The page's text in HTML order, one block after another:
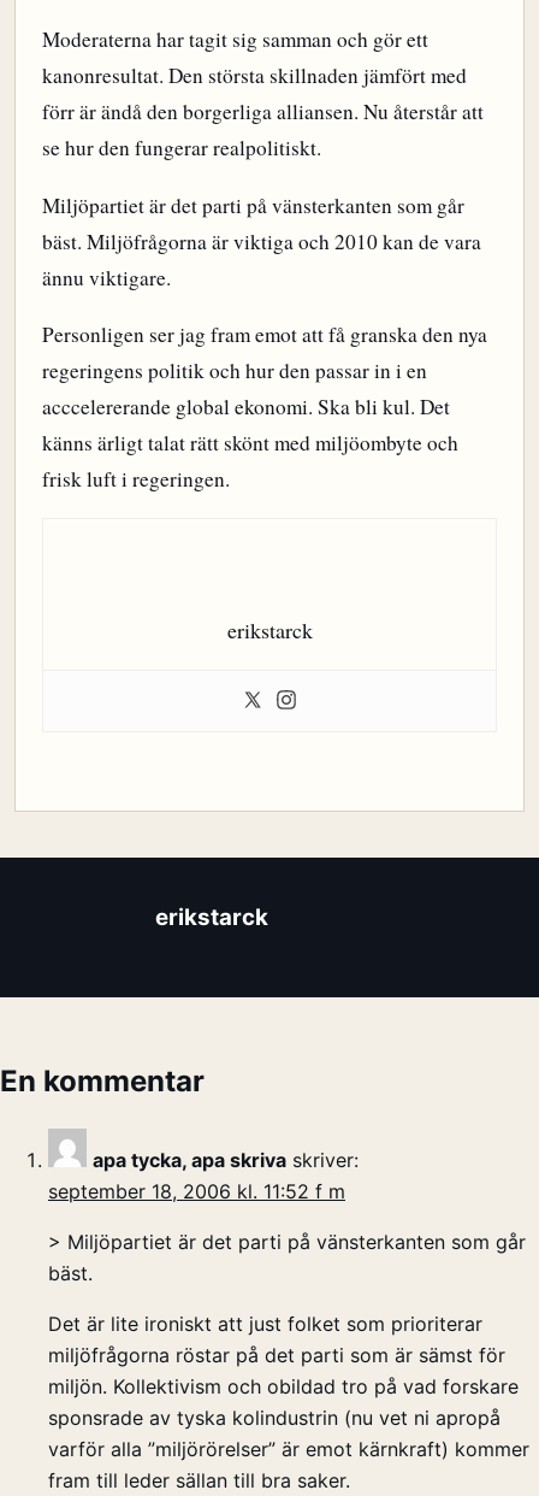
Moderaterna har tagit sig samman och gör ett
kanonresultat. Den största skillnaden jämfört med
förr är ändå den borgerliga alliansen. Nu återstår att
se hur den fungerar realpolitiskt.
Miljöpartiet är det parti på vänsterkanten som går
bäst. Miljöfrågorna är viktiga och 2010 kan de vara
ännu viktigare.
Personligen ser jag fram emot att få granska den nya
regeringens politik och hur den passar in i en
acccelererande global ekonomi. Ska bli kul. Det
känns ärligt talat rätt skönt med miljöombyte och
frisk luft i regeringen.
erikstarck
erikstarck
En kommentar
apa tycka, apa skriva skriver:
september 18, 2006 kl. 11:52 f m
> Miljöpartiet är det parti på vänsterkanten som går
bäst.
Det är lite ironiskt att just folket som prioriterar
miljöfrågorna röstar på det parti som är sämst för
miljön. Kollektivism och obildad tro på vad forskare
sponsrade av tyska kolindustrin (nu vet ni apropå
varför alla ”miljörörelser” är emot kärnkraft) kommer
fram till leder sällan till bra saker.